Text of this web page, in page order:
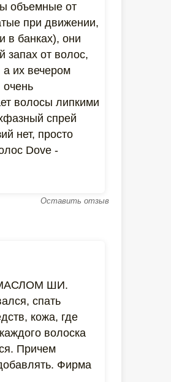
объемные от
при движении,
в банках), они
запах от волос,
а их вечером
волосы липкими
спрей
нет, просто
Dove -
Оставить отзыв
МАСЛОМ ШИ.
спать
кожа, где
волоска
Причем
Фирма